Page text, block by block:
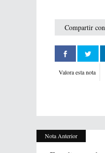
Compartir con
Valora esta nota
Nota Anterior